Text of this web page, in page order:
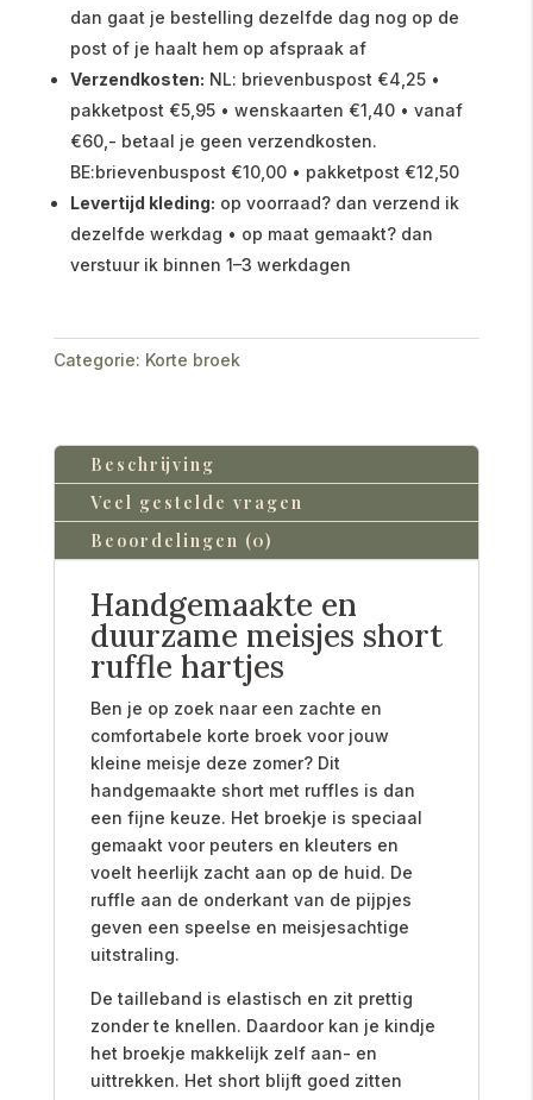
dan gaat je bestelling dezelfde dag nog op de
post of je haalt hem op afspraak af
Verzendkosten: NL: brievenbuspost €4,25 •
pakketpost €5,95 • wenskaarten €1,40 • vanaf
€60,- betaal je geen verzendkosten.
BE:brievenbuspost €10,00 • pakketpost €12,50
Levertijd kleding: op voorraad? dan verzend ik
dezelfde werkdag • op maat gemaakt? dan
verstuur ik binnen 1–3 werkdagen
Categorie: Korte broek
Beschrijving
Veel gestelde vragen
Beoordelingen (0)
Handgemaakte en
duurzame meisjes short
ruffle hartjes
Ben je op zoek naar een zachte en
comfortabele korte broek voor jouw
kleine meisje deze zomer? Dit
handgemaakte short met ruffles is dan
een fijne keuze. Het broekje is speciaal
gemaakt voor peuters en kleuters en
voelt heerlijk zacht aan op de huid. De
ruffle aan de onderkant van de pijpjes
geven een speelse en meisjesachtige
uitstraling.
De tailleband is elastisch en zit prettig
zonder te knellen. Daardoor kan je kindje
het broekje makkelijk zelf aan- en
uittrekken. Het short blijft goed zitten